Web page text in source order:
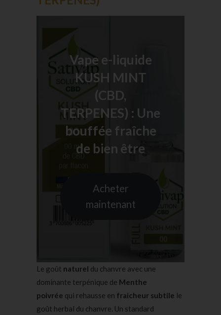
Vape e-liquide
KUSH MINT
(CBD,
TERPENES) : Une
bouffée fraîche
de bien être
Acheter
maintenant
Le goût naturel du chanvre avec une
dominante terpénique de Menthe
poivrée qui rehausse en fraicheur subtile le
goût herbal du chanvre. Un standard